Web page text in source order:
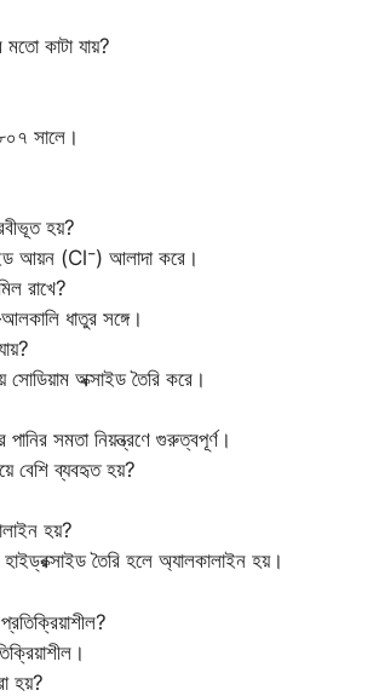
কাটা যায়?
সালে।
হয়?
আয়ন (Cl⁻) আলাদা করে।
রাখে?
ধাতুর সঙ্গে।
সোডিয়াম অক্সাইড তৈরি করে।
সমতা নিয়ন্ত্রণে গুরুত্বপূর্ণ।
বেশি ব্যবহৃত হয়?
হয়?
হাইড্রক্সাইড তৈরি হলে অ্যালকালাইন হয়।
হয়?